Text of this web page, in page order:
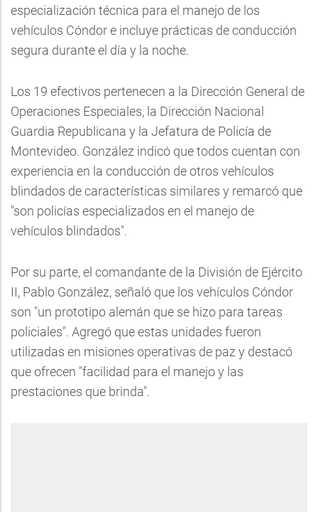
especialización técnica para el manejo de los
vehículos Cóndor e incluye prácticas de conducción
segura durante el día y la noche.
Los 19 efectivos pertenecen a la Dirección General de
Operaciones Especiales, la Dirección Nacional
Guardia Republicana y la Jefatura de Policía de
Montevideo. González indicó que todos cuentan con
experiencia en la conducción de otros vehículos
blindados de características similares y remarcó que
"son policías especializados en el manejo de
vehículos blindados".
Por su parte, el comandante de la División de Ejército
II, Pablo González, señaló que los vehículos Cóndor
son "un prototipo alemán que se hizo para tareas
policiales". Agregó que estas unidades fueron
utilizadas en misiones operativas de paz y destacó
que ofrecen "facilidad para el manejo y las
prestaciones que brinda".